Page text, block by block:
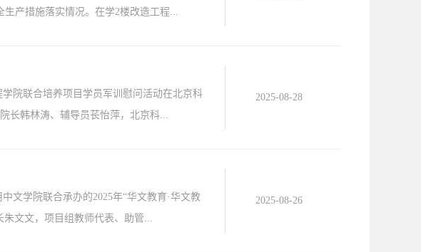
产措施落实情况。在学2楼改造工程...
院联合培养项目学员军训慰问活动在北京科
长韩林涛、辅导员苌怡萍，北京科...
2025-08-28
文学院联合承办的2025年“华文教育·华文教
文文，项目组教师代表、助管...
2025-08-26